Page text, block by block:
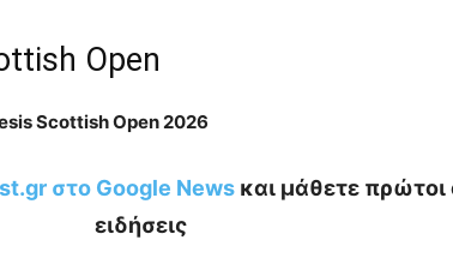
Open
Scottish Open 2026
στο Google Newsκαι μάθετε πρώτοι
ειδήσεις